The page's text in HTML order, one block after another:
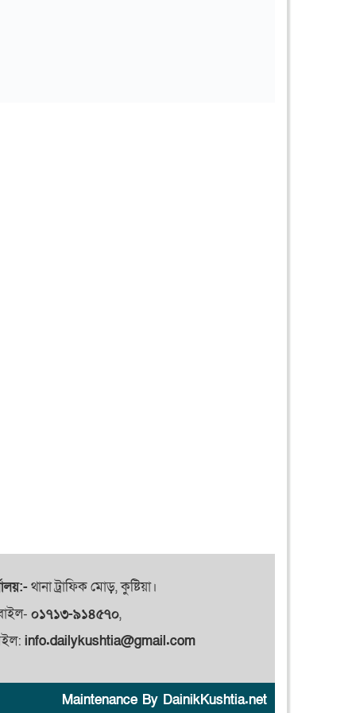
থানা ট্রাফিক মোড়, কুষ্টিয়া।
০১৭১৩-৯১৪৫৭০,
info.dailykushtia@gmail.com
Maintenance By DainikKushtia.net